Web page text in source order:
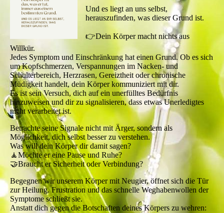
Und es liegt an uns selbst,
herauszufinden, was dieser Grund ist.
👉Dein Körper macht nichts aus
Willkür.
Jedes Symptom und Einschränkung hat einen Grund. Ob es sich
um Kopfschmerzen, Verspannungen im Nacken- und
Schulterbereich, Herzrasen, Gereiztheit oder chronische
Müdigkeit handelt, dein Körper kommuniziert mit dir.
Es ist sein Versuch, dich auf ein unerfülltes Bedürfnis
hinzuweisen und dir zu signalisieren, dass etwas Unerledigtes
nicht verarbeitet ist.
Betrachte seine Signale nicht mit Ärger, sondern als
Möglichkeit, dich selbst besser zu verstehen.
Was will dein Körper dir damit sagen?
🧘Möchte er eine Pause und Ruhe?
🤝Braucht er Sicherheit oder Verbindung?
Begegnen wir unserem Körper mit Neugier, öffnet sich die Tür
zur Heilung. Frustration und das schnelle Weghabenwollen der
Symptome schließt sie.
Anstatt dich gegen die Botschaften deines Körpers zu wehren: